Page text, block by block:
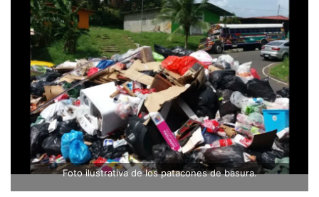
Foto ilustrativa de los patacones de basura.